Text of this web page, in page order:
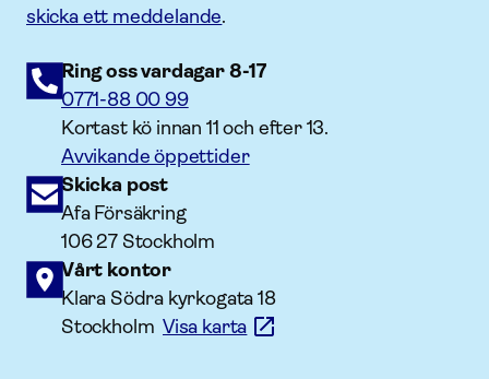
skicka ett meddelande.
Ring oss vardagar 8-17
0771-88 00 99
Kortast kö innan 11 och efter 13.
Avvikande öppettider
Skicka post
Afa Försäkring
106 27 Stockholm
Vårt kontor
Klara Södra kyrkogata 18
StockholmVisa karta